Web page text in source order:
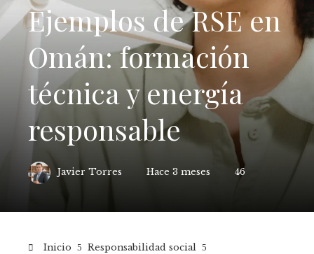
Ejemplos de RSE en
Omán: formación
técnica y energía
responsable
Javier Torres Hace 3 meses 46
Inicio
Responsabilidad social